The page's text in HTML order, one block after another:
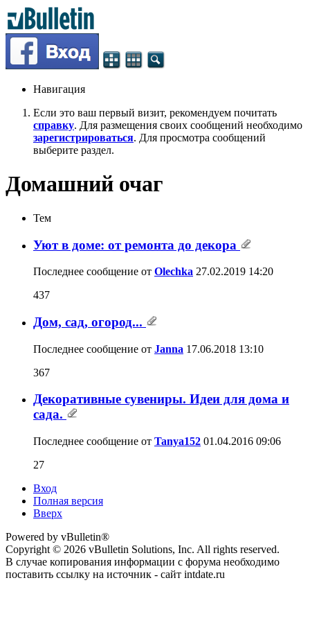
Навигация
Если это ваш первый визит, рекомендуем почитать
справку. Для размещения своих сообщений необходимо
зарегистрироваться. Для просмотра сообщений
выберите раздел.
Домашний очаг
Тем
Уют в доме: от ремонта до декора
Последнее сообщение от Olechka 27.02.2019 14:20
437
Дом, сад, огород...
Последнее сообщение от Janna 17.06.2018 13:10
367
Декоративные сувениры. Идеи для дома и
сада.
Последнее сообщение от Tanya152 01.04.2016 09:06
27
Вход
Полная версия
Вверх
Powered by vBulletin®
Copyright © 2026 vBulletin Solutions, Inc. All rights reserved.
В случае копирования информации с форума необходимо
поставить ссылку на источник - сайт intdate.ru